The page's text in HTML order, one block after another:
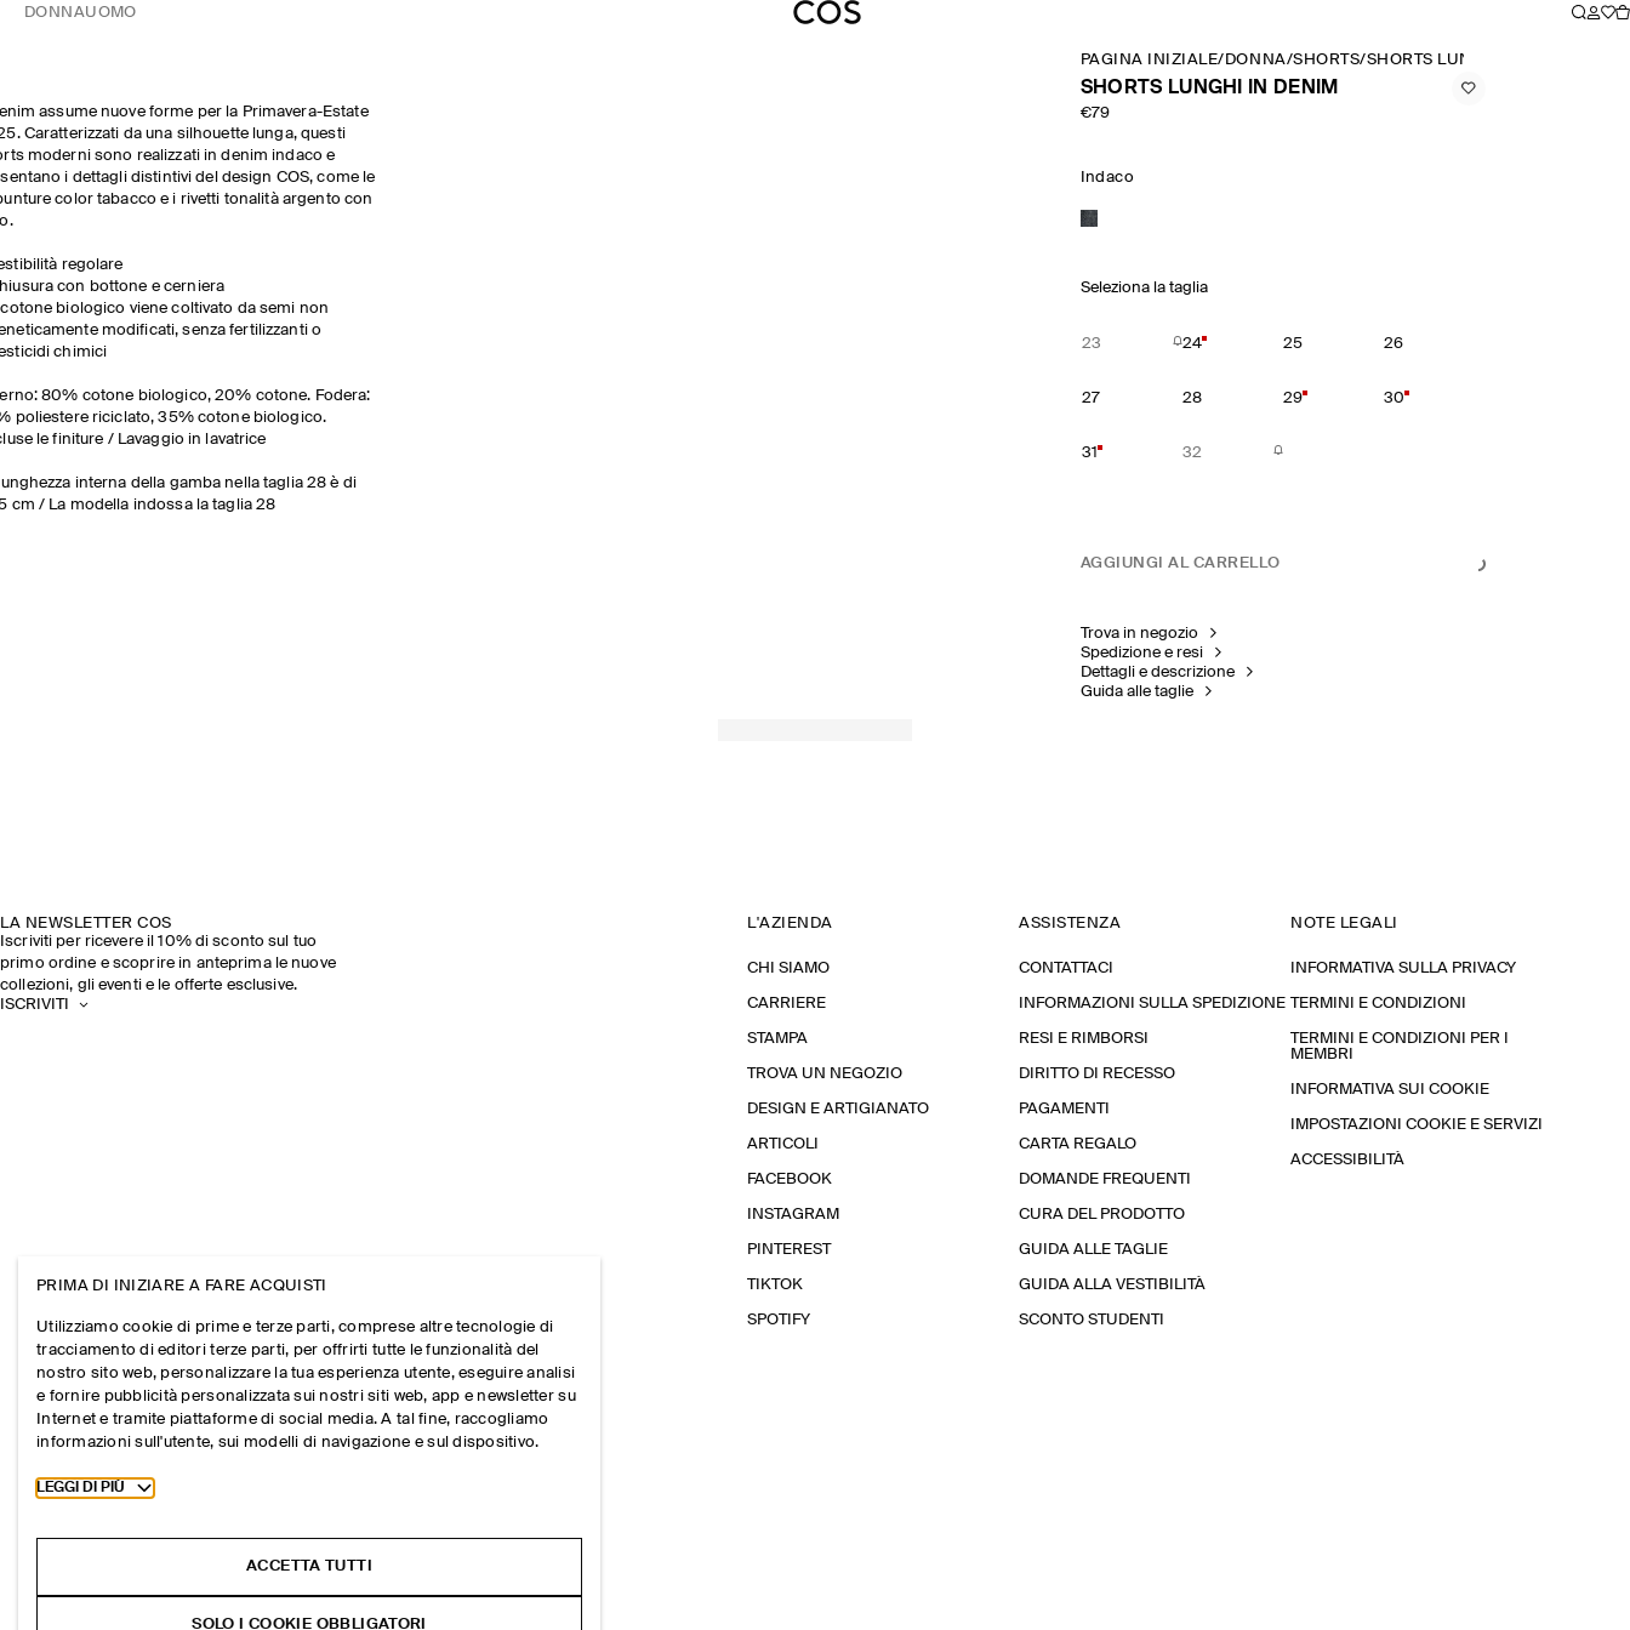
DONNAUOMO
assume nuove forme per la Primavera-Estate
Caratterizzati da una silhouette lunga, questi
moderni sono realizzati in denim indaco e
i dettagli distintivi del design COS, come le
color tabacco e i rivetti tonalità argento con
regolare
con bottone e cerniera
biologico viene coltivato da semi non
modificati, senza fertilizzanti o
chimici
80% cotone biologico, 20% cotone. Fodera:
poliestere riciclato, 35% cotone biologico.
le finiture / Lavaggio in lavatrice
interna della gamba nella taglia 28 è di
cm / La modella indossa la taglia 28
PAGINA INIZIALE/ DONNA/SHORTS/SHORTS LUNGHI IN DENIM
SHORTS LUNGHI IN DENIM
€79
Indaco
Seleziona la taglia
23 24 25 26
27 28 29 30
31 32
AGGIUNGI AL CARRELLO
Trova in negozio
Spedizione e resi
Dettagli e descrizione
Guida alle taglie
LA NEWSLETTER COS
Iscriviti per ricevere il 10% di sconto sul tuo
primo ordine e scoprire in anteprima le nuove
collezioni, gli eventi e le offerte esclusive.
ISCRIVITI
L'AZIENDA
CHI SIAMO
CARRIERE
STAMPA
TROVA UN NEGOZIO
DESIGN E ARTIGIANATO
ARTICOLI
FACEBOOK
INSTAGRAM
PINTEREST
TIKTOK
SPOTIFY
ASSISTENZA
CONTATTACI
INFORMAZIONI SULLA SPEDIZIONE
RESI E RIMBORSI
DIRITTO DI RECESSO
PAGAMENTI
CARTA REGALO
DOMANDE FREQUENTI
CURA DEL PRODOTTO
GUIDA ALLE TAGLIE
GUIDA ALLA VESTIBILITÀ
SCONTO STUDENTI
NOTE LEGALI
INFORMATIVA SULLA PRIVACY
TERMINI E CONDIZIONI
TERMINI E CONDIZIONI PER I
MEMBRI
INFORMATIVA SUI COOKIE
IMPOSTAZIONI COOKIE E SERVIZI
ACCESSIBILITÀ
PRIMA DI INIZIARE A FARE ACQUISTI
Utilizziamo cookie di prime e terze parti, comprese altre tecnologie di
tracciamento di editori terze parti, per offrirti tutte le funzionalità del
nostro sito web, personalizzare la tua esperienza utente, eseguire analisi
e fornire pubblicità personalizzata sui nostri siti web, app e newsletter su
Internet e tramite piattaforme di social media. A tal fine, raccogliamo
informazioni sull'utente, sui modelli di navigazione e sul dispositivo.
Toggle more cookie information
LEGGI DI PIÙ
ACCETTA TUTTI
SOLO I COOKIE OBBLIGATORI